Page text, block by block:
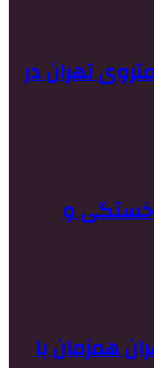
با متروی تهران در
خستگی و
همزمان با